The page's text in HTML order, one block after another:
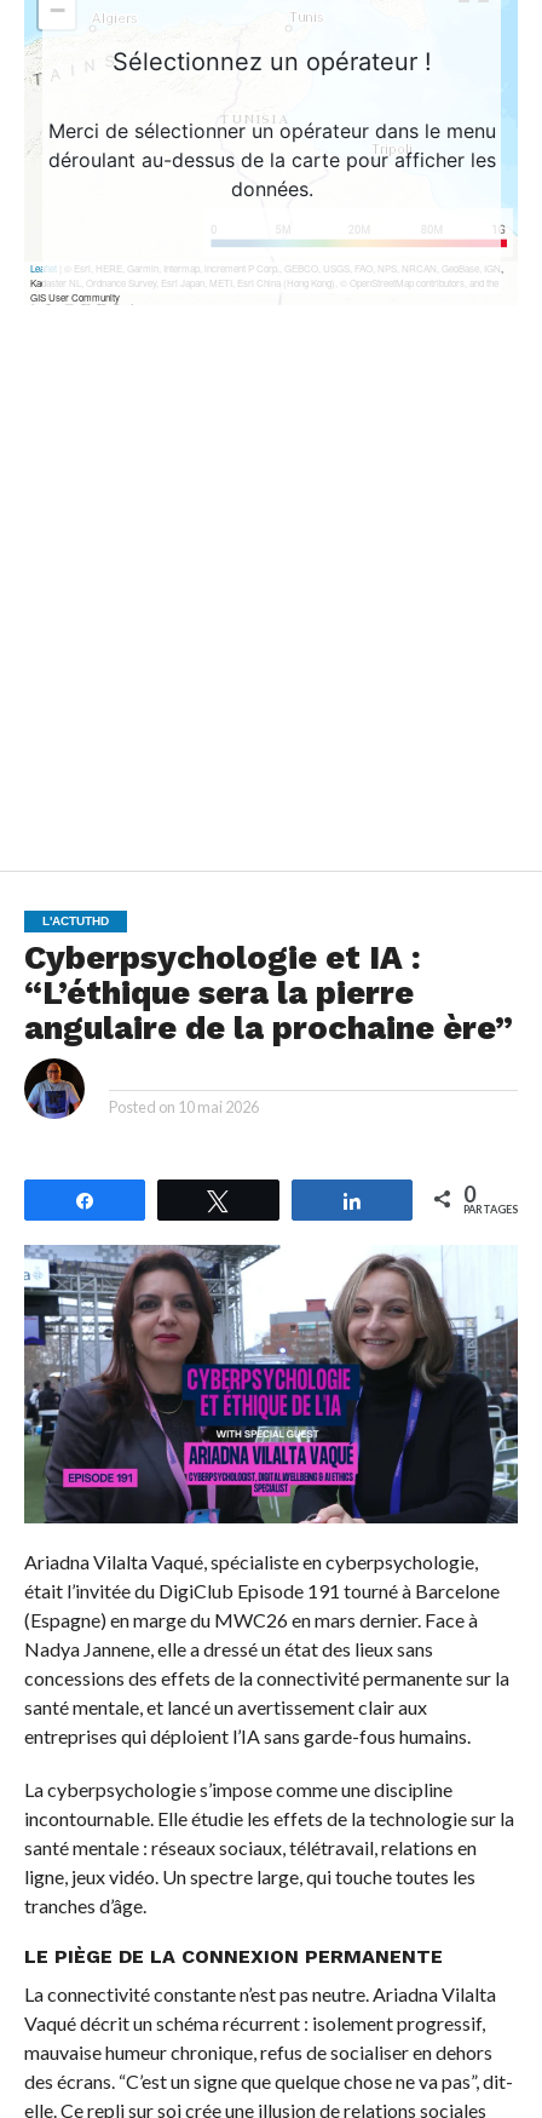
L'ACTUTHD
Cyberpsychologie et IA :
“L’éthique sera la pierre
angulaire de la prochaine ère”
Posted on 10 mai 2026
Partagez 0
PARTAGES
Ariadna Vilalta Vaqué, spécialiste en cyberpsychologie,
était l’invitée du DigiClub Episode 191 tourné à Barcelone
(Espagne) en marge du MWC26 en mars dernier. Face à
Nadya Jannene, elle a dressé un état des lieux sans
concessions des effets de la connectivité permanente sur la
santé mentale, et lancé un avertissement clair aux
entreprises qui déploient l’IA sans garde-fous humains.
La cyberpsychologie s’impose comme une discipline
incontournable. Elle étudie les effets de la technologie sur la
santé mentale : réseaux sociaux, télétravail, relations en
ligne, jeux vidéo. Un spectre large, qui touche toutes les
tranches d’âge.
LE PIÈGE DE LA CONNEXION PERMANENTE
La connectivité constante n’est pas neutre. Ariadna Vilalta
Vaqué décrit un schéma récurrent : isolement progressif,
mauvaise humeur chronique, refus de socialiser en dehors
des écrans. “C’est un signe que quelque chose ne va pas”, dit-
elle. Ce repli sur soi crée une illusion de relations sociales